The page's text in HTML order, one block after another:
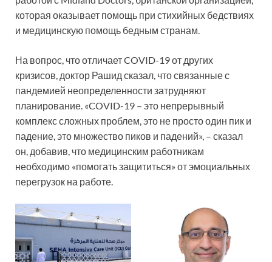
которая оказывает помощь при стихийных бедствиях
и медицинскую помощь бедным странам.
На вопрос, что отличает COVID-19 от других
кризисов, доктор Рашид сказал, что связанные с
пандемией неопределенности затрудняют
планирование. «COVID-19 – это непрерывный
комплекс сложных проблем, это не просто один пик и
падение, это множество пиков и падений», – сказал
он, добавив, что медицинским работникам
необходимо «помогать защититься» от эмоциальных
перегрузок на работе.